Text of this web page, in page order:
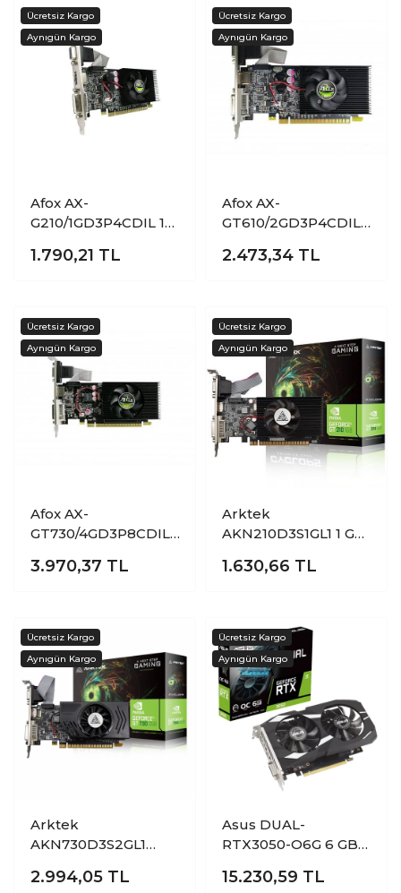
Afox AX-
G210/1GD3P4CDIL 1
G210 64Bit DX10
1.790,21 TL
Afox AX-
GT610/2GD3P4CDIL
GT610 64Bit NVIDIA
2.473,34 TL
Afox AX-
GT730/4GD3P8CDIL
GT730 128Bit NVIDIA
3.970,37 TL
Arktek
AKN210D3S1GL1 1 GB
GT210 VGA DVI
1.630,66 TL
Arktek
AKN730D3S2GL1
GeForce GT730
2.994,05 TL
Asus DUAL-
RTX3050-O6G 6 GB
3050 OC 96Bit
15.230,59 TL